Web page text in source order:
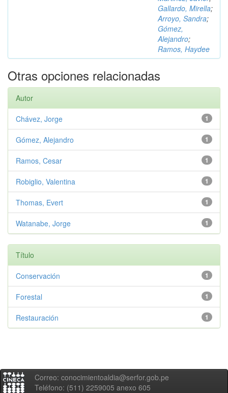
Gallardo, Mirella;
Arroyo, Sandra;
Gómez,
Alejandro;
Ramos, Haydee
Otras opciones relacionadas
Autor
1
Chávez, Jorge
1
Gómez, Alejandro
1
Ramos, Cesar
1
Robiglio, Valentina
1
Thomas, Evert
1
Watanabe, Jorge
Título
1
Conservación
1
Forestal
1
Restauración
Correo: conocimientoaldia@serfor.gob.pe
Teléfono: (511) 2259005 anexo 605